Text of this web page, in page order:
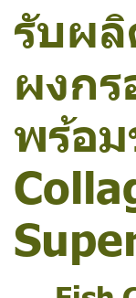
รับผลิ
ผงก
พร้อ